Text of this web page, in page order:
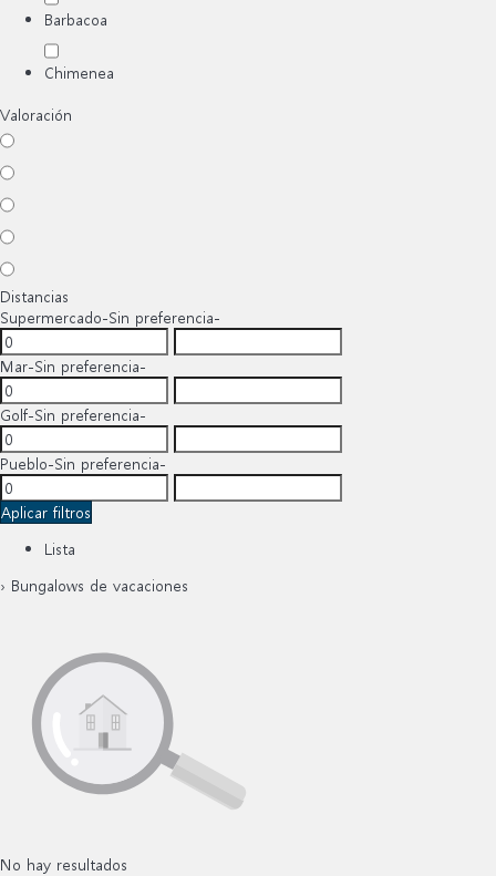
Barbacoa
Chimenea
Valoración
Distancias
Supermercado-Sin preferencia-
Mar-Sin preferencia-
Golf-Sin preferencia-
Pueblo-Sin preferencia-
Aplicar filtros
Lista
› Bungalows de vacaciones
No hay resultados